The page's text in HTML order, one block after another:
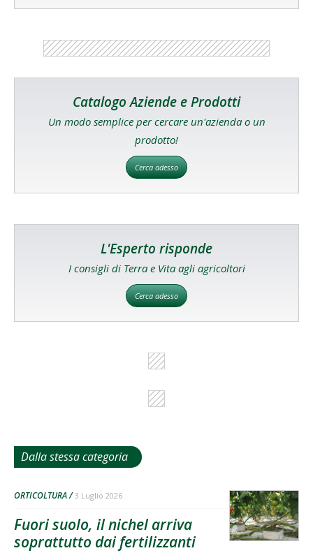
Catalogo Aziende e Prodotti
Un modo semplice per cercare un'azienda o un
prodotto!
Cerca adesso
L'Esperto risponde
I consigli di Terra e Vita agli agricoltori
Cerca adesso
Dalla stessa categoria
ORTICOLTURA 3 Luglio 2026
Fuori suolo, il nichel arriva
soprattutto dai fertilizzanti